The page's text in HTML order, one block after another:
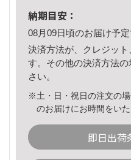
納期目安：
08月09日頃のお届け予定
決済方法が、クレジッ
す。その他の決済方法の
さい。
※土・日・祝日の注文の
のお届けにお時間をい
即日出荷